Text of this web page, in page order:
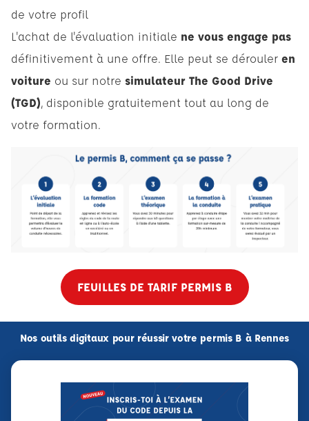
de votre profil
L'achat de l'évaluation initiale ne vous engage pas
définitivement à une offre. Elle peut se dérouler en
voiture ou sur notre simulateur The Good Drive
(TGD), disponible gratuitement tout au long de
votre formation.
FEUILLES DE TARIF PERMIS B
Nos outils digitaux pour réussir votre permis B à Rennes